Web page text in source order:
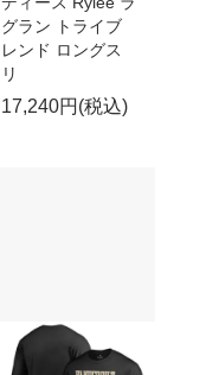
グラン トライブ
レンド ロングス
リ
17,240円(税込)